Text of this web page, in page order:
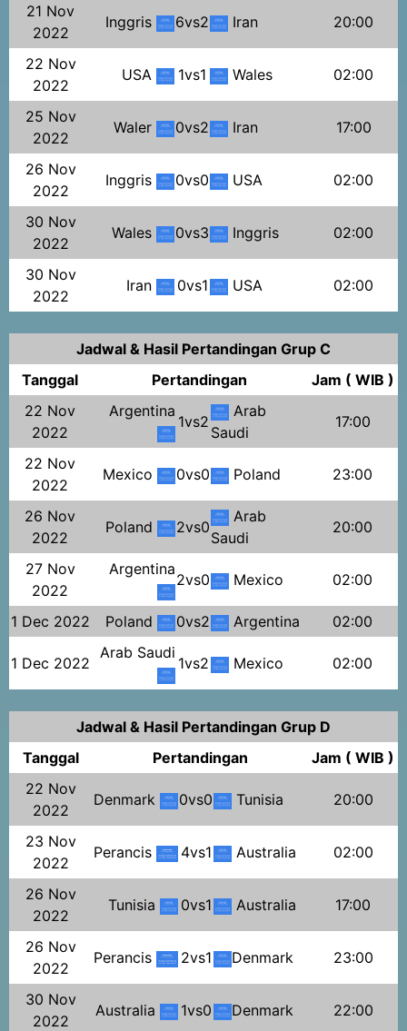
21 Nov
2022
Inggris 6vs2 Iran 20:00
22 Nov
2022
USA 1vs1 Wales 02:00
25 Nov
2022
Waler 0vs2 Iran 17:00
26 Nov
2022
Inggris 0vs0 USA 02:00
30 Nov
2022
Wales 0vs3 Inggris 02:00
30 Nov
2022
Iran 0vs1 USA 02:00
Jadwal & Hasil Pertandingan Grup C
Tanggal
Pertandingan
Jam ( WIB )
22 Nov
2022
Argentina
1vs2
Arab
Saudi
17:00
22 Nov
2022
Mexico 0vs0 Poland 23:00
26 Nov
2022
Poland 2vs0
Arab
Saudi
20:00
27 Nov
2022
Argentina
2vs0 Mexico 02:00
1 Dec 2022 Poland 0vs2 Argentina 02:00
1 Dec 2022
Arab Saudi
1vs2 Mexico 02:00
Jadwal & Hasil Pertandingan Grup D
Tanggal
Pertandingan
Jam ( WIB )
22 Nov
2022
Denmark 0vs0 Tunisia 20:00
23 Nov
2022
Perancis 4vs1 Australia 02:00
26 Nov
2022
Tunisia 0vs1 Australia 17:00
26 Nov
2022
Perancis 2vs1 Denmark 23:00
30 Nov
2022
Australia 1vs0 Denmark 22:00